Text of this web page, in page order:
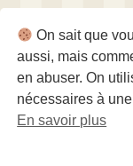
On sait que
aussi, mais
en abuser. On
nécessaires à
En savoir plus